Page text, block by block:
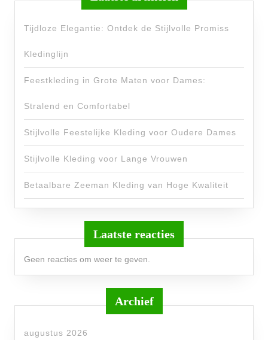
Tijdloze Elegantie: Ontdek de Stijlvolle Promiss
Kledinglijn
Feestkleding in Grote Maten voor Dames:
Stralend en Comfortabel
Stijlvolle Feestelijke Kleding voor Oudere Dames
Stijlvolle Kleding voor Lange Vrouwen
Betaalbare Zeeman Kleding van Hoge Kwaliteit
Laatste reacties
Geen reacties om weer te geven.
Archief
augustus 2026